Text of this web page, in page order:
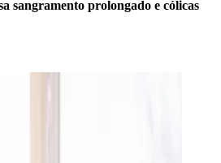
sangramento prolongado e cólicas